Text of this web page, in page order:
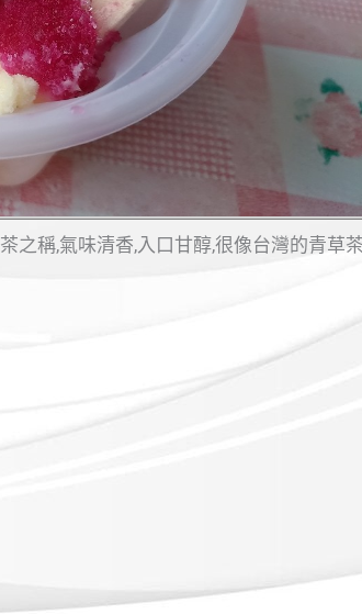
之稱,氣味清香,入口甘醇,很像台灣的青草